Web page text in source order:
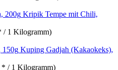
Kripik Tempe mit Chili,
/ 1 Kilogramm)
Kuping Gadjah (Kakaokeks),
* / 1 Kilogramm)